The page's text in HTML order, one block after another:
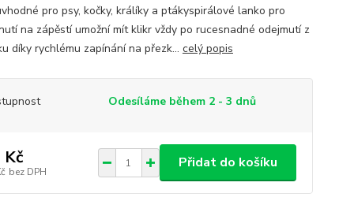
pro psy, kočky, králíky a ptákyspirálové lanko pro
na zápěstí umožní mít klikr vždy po rucesnadné odejmutí z
díky rychlému zapínání na přezk... celý popis
Odesíláme během 2 - 3 dnů
Kč
bez DPH
Přidat do košíku